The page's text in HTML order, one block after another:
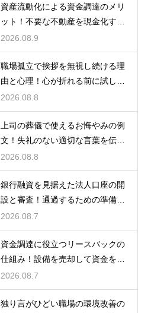
資産流動化による資金調達のメリ
ット！不要な不動産を現金化する
仕組み
2026.08.9
職場孤立で挨拶を無視し続ける理
由と心理！心が折れる前に試した
い関係改善策
2026.08.8
上司の葬儀で使えるお悔やみの例
文！失礼のない適切な言葉を伝え
る例文
2026.08.8
銀行融資を見据えた法人口座の開
設と審査！通過するための準備と
ポイント
2026.08.7
資金調達に役立つリースバックの
仕組み！設備を売却して資金を得
る方法
2026.08.7
独り言がひどい職場の環境改善の